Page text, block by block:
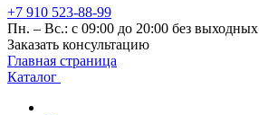
+7 910 523-88-99
Пн. – Вс.: с 09:00 до 20:00 без выходных
Заказать консультацию
Главная страница
Каталог